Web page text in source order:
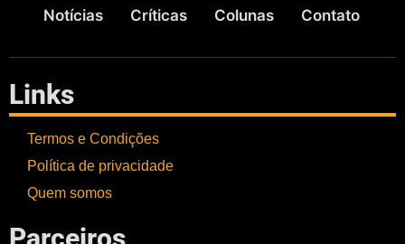
Notícias Críticas Colunas Contato
Links
Termos e Condições
Política de privacidade
Quem somos